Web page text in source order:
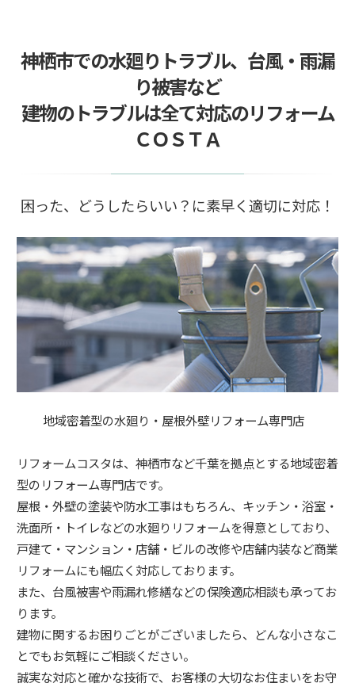
神栖市での水廻りトラブル、台風・雨漏
り被害など
建物のトラブルは全て対応のリフォーム
ＣＯＳＴＡ
困った、どうしたらいい？に素早く適切に対応！
地域密着型の水廻り・屋根外壁リフォーム専門店
リフォームコスタは、神栖市など千葉を拠点とする地域密着
型のリフォーム専門店です。
屋根・外壁の塗装や防水工事はもちろん、キッチン・浴室・
洗面所・トイレなどの水廻りリフォームを得意としており、
戸建て・マンション・店舗・ビルの改修や店舗内装など商業
リフォームにも幅広く対応しております。
また、台風被害や雨漏れ修繕などの保険適応相談も承ってお
ります。
建物に関するお困りごとがございましたら、どんな小さなこ
とでもお気軽にご相談ください。
誠実な対応と確かな技術で、お客様の大切なお住まいをお守